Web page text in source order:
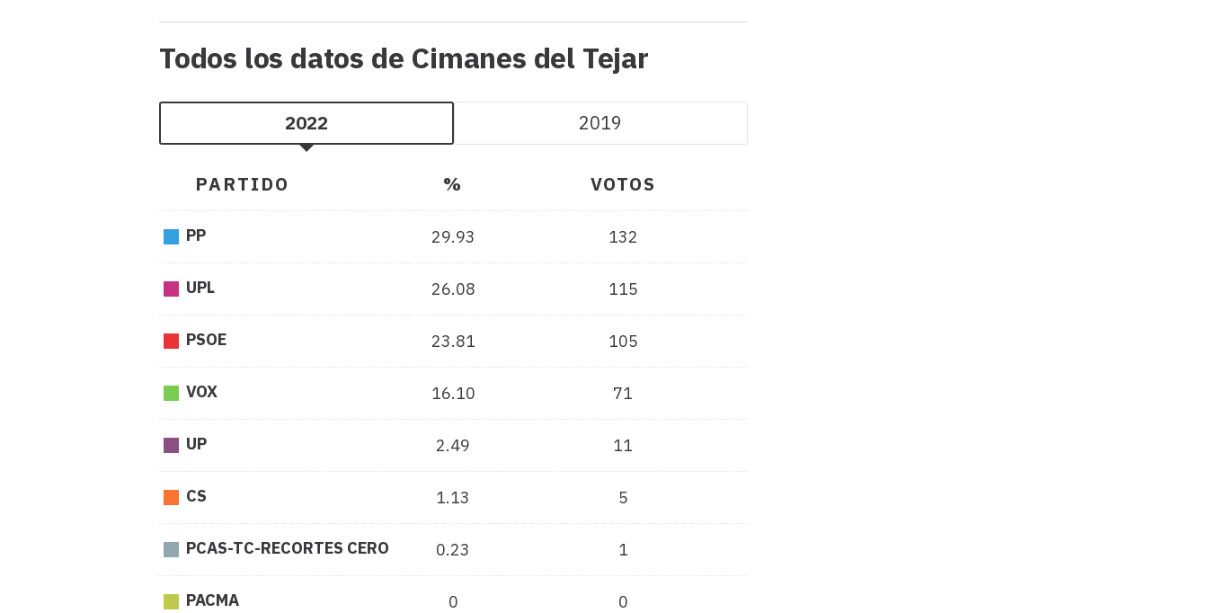
Todos los datos de Cimanes del TejarTodos
datos
de
Cimanes
del
2022 2019
PARTIDO % VOTOS
PP 29.93 132
UPL 26.08 115
PSOE 23.81 105
VOX 16.10 71
UP 2.49 11
CS 1.13 5
PCAS-TC-RECORTES CERO 0.23 1
PACMA 0 0